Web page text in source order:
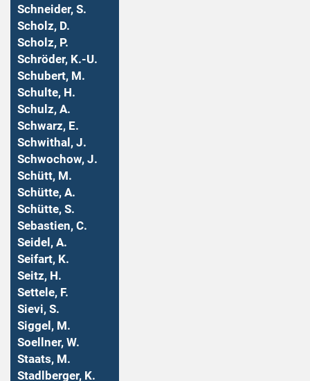
Schneider, S.
Scholz, D.
Scholz, P.
Schröder, K.-U.
Schubert, M.
Schulte, H.
Schulz, A.
Schwarz, E.
Schwithal, J.
Schwochow, J.
Schütt, M.
Schütte, A.
Schütte, S.
Sebastien, C.
Seidel, A.
Seifart, K.
Seitz, H.
Settele, F.
Sievi, S.
Siggel, M.
Soellner, W.
Staats, M.
Stadlberger, K.